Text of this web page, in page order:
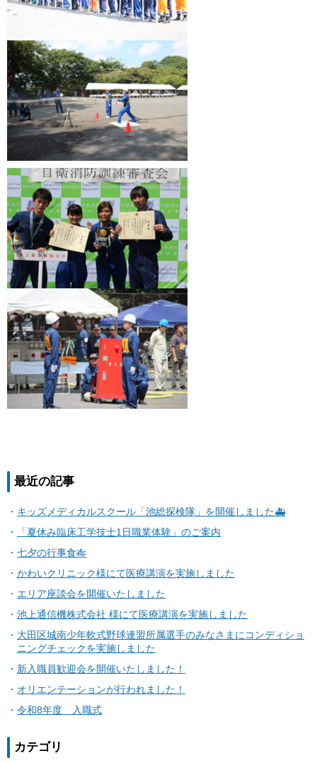
最近の記事
キッズメディカルスクール「池総探検隊」を開催しました🚑
「夏休み臨床工学技士1日職業体験」のご案内
七夕の行事食🎋
かわいクリニック様にて医療講演を実施しました
エリア座談会を開催いたしました
池上通信機株式会社 様にて医療講演を実施しました
大田区城南少年軟式野球連盟所属選手のみなさまにコンディショ
ニングチェックを実施しました
新入職員歓迎会を開催いたしました！
オリエンテーションが行われました！
令和8年度 入職式
カテゴリ